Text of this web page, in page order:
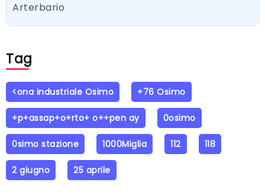
Arterbario
Tag
<ona industriale Osimo +76 Osimo
+p+assap+o+rto+ o++pen ay 0osimo
0simo stazione 1000Miglia 112 118
2 giugno 25 aprile